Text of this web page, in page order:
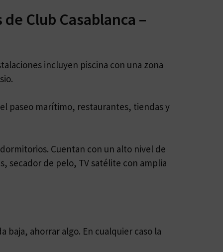
Club Casablanca –
incluyen piscina con una zona
paseo marítimo, restaurantes, tiendas y
Cuentan con un alto nivel de
secador de pelo, TV satélite con amplia
baja, ahorrar algo. En cualquier caso la